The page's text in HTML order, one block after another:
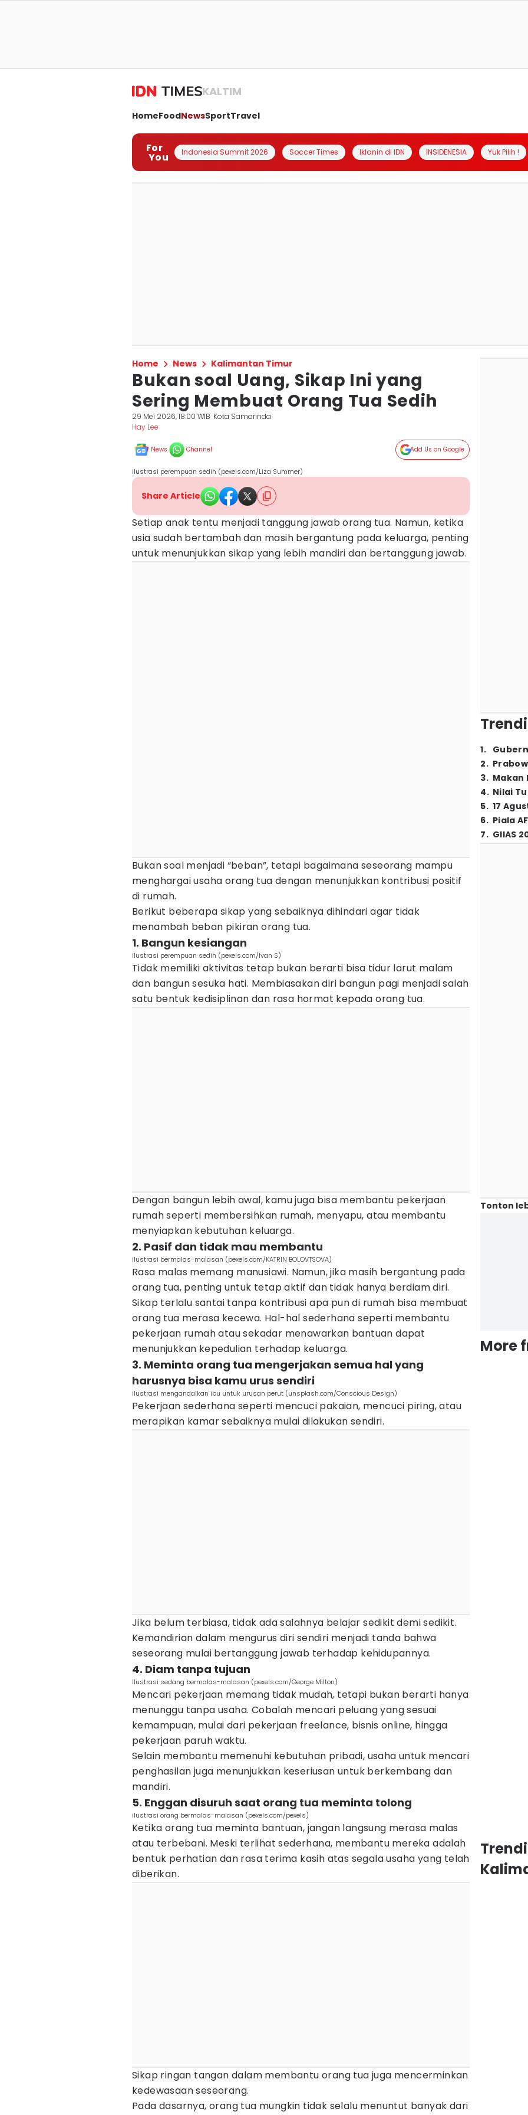
KALTIM
HomeFoodNewsSportTravel
For
You Indonesia Summit 2026 Soccer Times Iklanin di IDN INSIDENESIA Yuk Pilih !
Home News Kalimantan Timur
Bukan soal Uang, Sikap Ini yang
Sering Membuat Orang Tua Sedih
29 Mei 2026, 18:00 WIB Kota Samarinda
Hay Lee
News Channel Add Us on Google
ilustrasi perempuan sedih (pexels.com/Liza Summer)
Share Article
Setiap anak tentu menjadi tanggung jawab orang tua. Namun, ketika
usia sudah bertambah dan masih bergantung pada keluarga, penting
untuk menunjukkan sikap yang lebih mandiri dan bertanggung jawab.
Bukan soal menjadi “beban”, tetapi bagaimana seseorang mampu
menghargai usaha orang tua dengan menunjukkan kontribusi positif
di rumah.
Berikut beberapa sikap yang sebaiknya dihindari agar tidak
menambah beban pikiran orang tua.
1. Bangun kesiangan
ilustrasi perempuan sedih (pexels.com/Ivan S)
Tidak memiliki aktivitas tetap bukan berarti bisa tidur larut malam
dan bangun sesuka hati. Membiasakan diri bangun pagi menjadi salah
satu bentuk kedisiplinan dan rasa hormat kepada orang tua.
Dengan bangun lebih awal, kamu juga bisa membantu pekerjaan
rumah seperti membersihkan rumah, menyapu, atau membantu
menyiapkan kebutuhan keluarga.
2. Pasif dan tidak mau membantu
ilustrasi bermalas-malasan (pexels.com/KATRIN BOLOVTSOVA)
Rasa malas memang manusiawi. Namun, jika masih bergantung pada
orang tua, penting untuk tetap aktif dan tidak hanya berdiam diri.
Sikap terlalu santai tanpa kontribusi apa pun di rumah bisa membuat
orang tua merasa kecewa. Hal-hal sederhana seperti membantu
pekerjaan rumah atau sekadar menawarkan bantuan dapat
menunjukkan kepedulian terhadap keluarga.
3. Meminta orang tua mengerjakan semua hal yang
harusnya bisa kamu urus sendiri
ilustrasi mengandalkan ibu untuk urusan perut (unsplash.com/Conscious Design)
Pekerjaan sederhana seperti mencuci pakaian, mencuci piring, atau
merapikan kamar sebaiknya mulai dilakukan sendiri.
Jika belum terbiasa, tidak ada salahnya belajar sedikit demi sedikit.
Kemandirian dalam mengurus diri sendiri menjadi tanda bahwa
seseorang mulai bertanggung jawab terhadap kehidupannya.
4. Diam tanpa tujuan
Ilustrasi sedang bermalas-malasan (pexels.com/George Milton)
Mencari pekerjaan memang tidak mudah, tetapi bukan berarti hanya
menunggu tanpa usaha. Cobalah mencari peluang yang sesuai
kemampuan, mulai dari pekerjaan freelance, bisnis online, hingga
pekerjaan paruh waktu.
Selain membantu memenuhi kebutuhan pribadi, usaha untuk mencari
penghasilan juga menunjukkan keseriusan untuk berkembang dan
mandiri.
5. Enggan disuruh saat orang tua meminta tolong
ilustrasi orang bermalas-malasan (pexels.com/pexels)
Ketika orang tua meminta bantuan, jangan langsung merasa malas
atau terbebani. Meski terlihat sederhana, membantu mereka adalah
bentuk perhatian dan rasa terima kasih atas segala usaha yang telah
diberikan.
Sikap ringan tangan dalam membantu orang tua juga mencerminkan
kedewasaan seseorang.
Pada dasarnya, orang tua mungkin tidak selalu menuntut banyak dari
1.
2.
3. Makan
4. Nilai
5. 17
6. Piala
7. GIIAS
Tonton
More